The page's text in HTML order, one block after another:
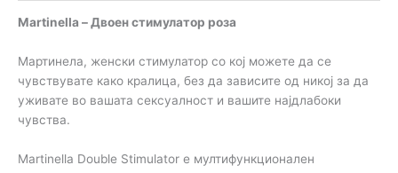
Martinella – Двоен стимулатор роза
Мартинела, женски стимулатор со кој можете да се
чувствувате како кралица, без да зависите од никој за да
уживате во вашата сексуалност и вашите најдлабоки
чувства.
Martinella Double Stimulator е мултифункционален